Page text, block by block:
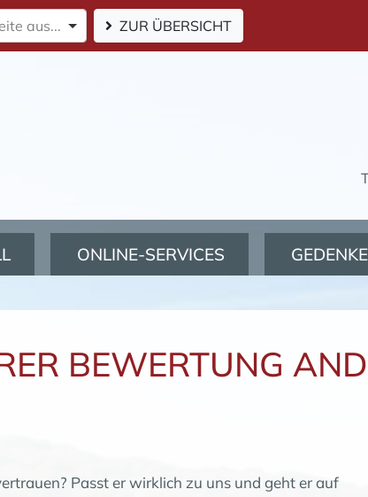
aus... ZUR ÜBERSICHT
ONLINE-SERVICES
BEWERTUNG
Passt er wirklich zu uns und geht er auf